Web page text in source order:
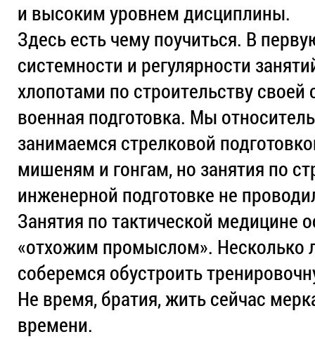
и высоким уровнем дисциплины.
Здесь есть чему поучиться. В
системности и регулярности
хлопотами по строительству своей
военная подготовка. Мы
занимаемся стрелковой
мишеням и гонгам, но занятия по
инженерной подготовке не
Занятия по тактической медицине
«отхожим промыслом». Несколько
соберемся обустроить
Не время, братия, жить сейчас
времени.